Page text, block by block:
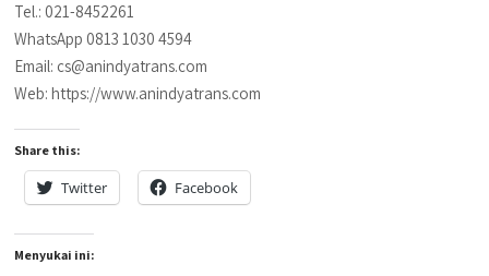
Tel.: 021-8452261
WhatsApp 0813 1030 4594
Email: cs@anindyatrans.com
Web: https://www.anindyatrans.com
Share this:
Twitter Facebook
Menyukai ini: